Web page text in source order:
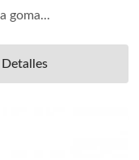
goma...
Detalles